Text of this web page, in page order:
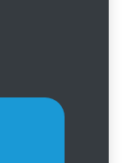
aux gangs